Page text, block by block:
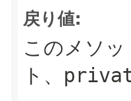
戻り値:
このメソ
ト、